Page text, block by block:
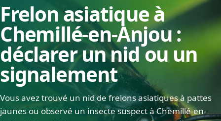
Frelon asiatique à
Chemillé-en-Anjou :
déclarer un nid ou un
signalement
Vous avez trouvé un nid de frelons asiatiques à pattes
jaunes ou observé un insecte suspect à Chemillé-en-